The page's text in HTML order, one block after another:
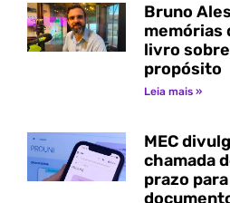
Bruno
memórias
livro
propósito
Leia mais »
MEC
chamada
prazo